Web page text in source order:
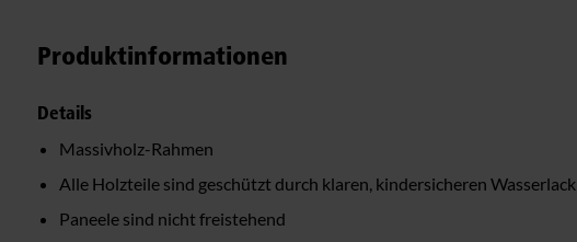
Produktinformationen
Details
Massivholz-Rahmen
Alle Holzteile sind geschützt durch klaren, kindersicheren Wasserlack
Paneele sind nicht freistehend